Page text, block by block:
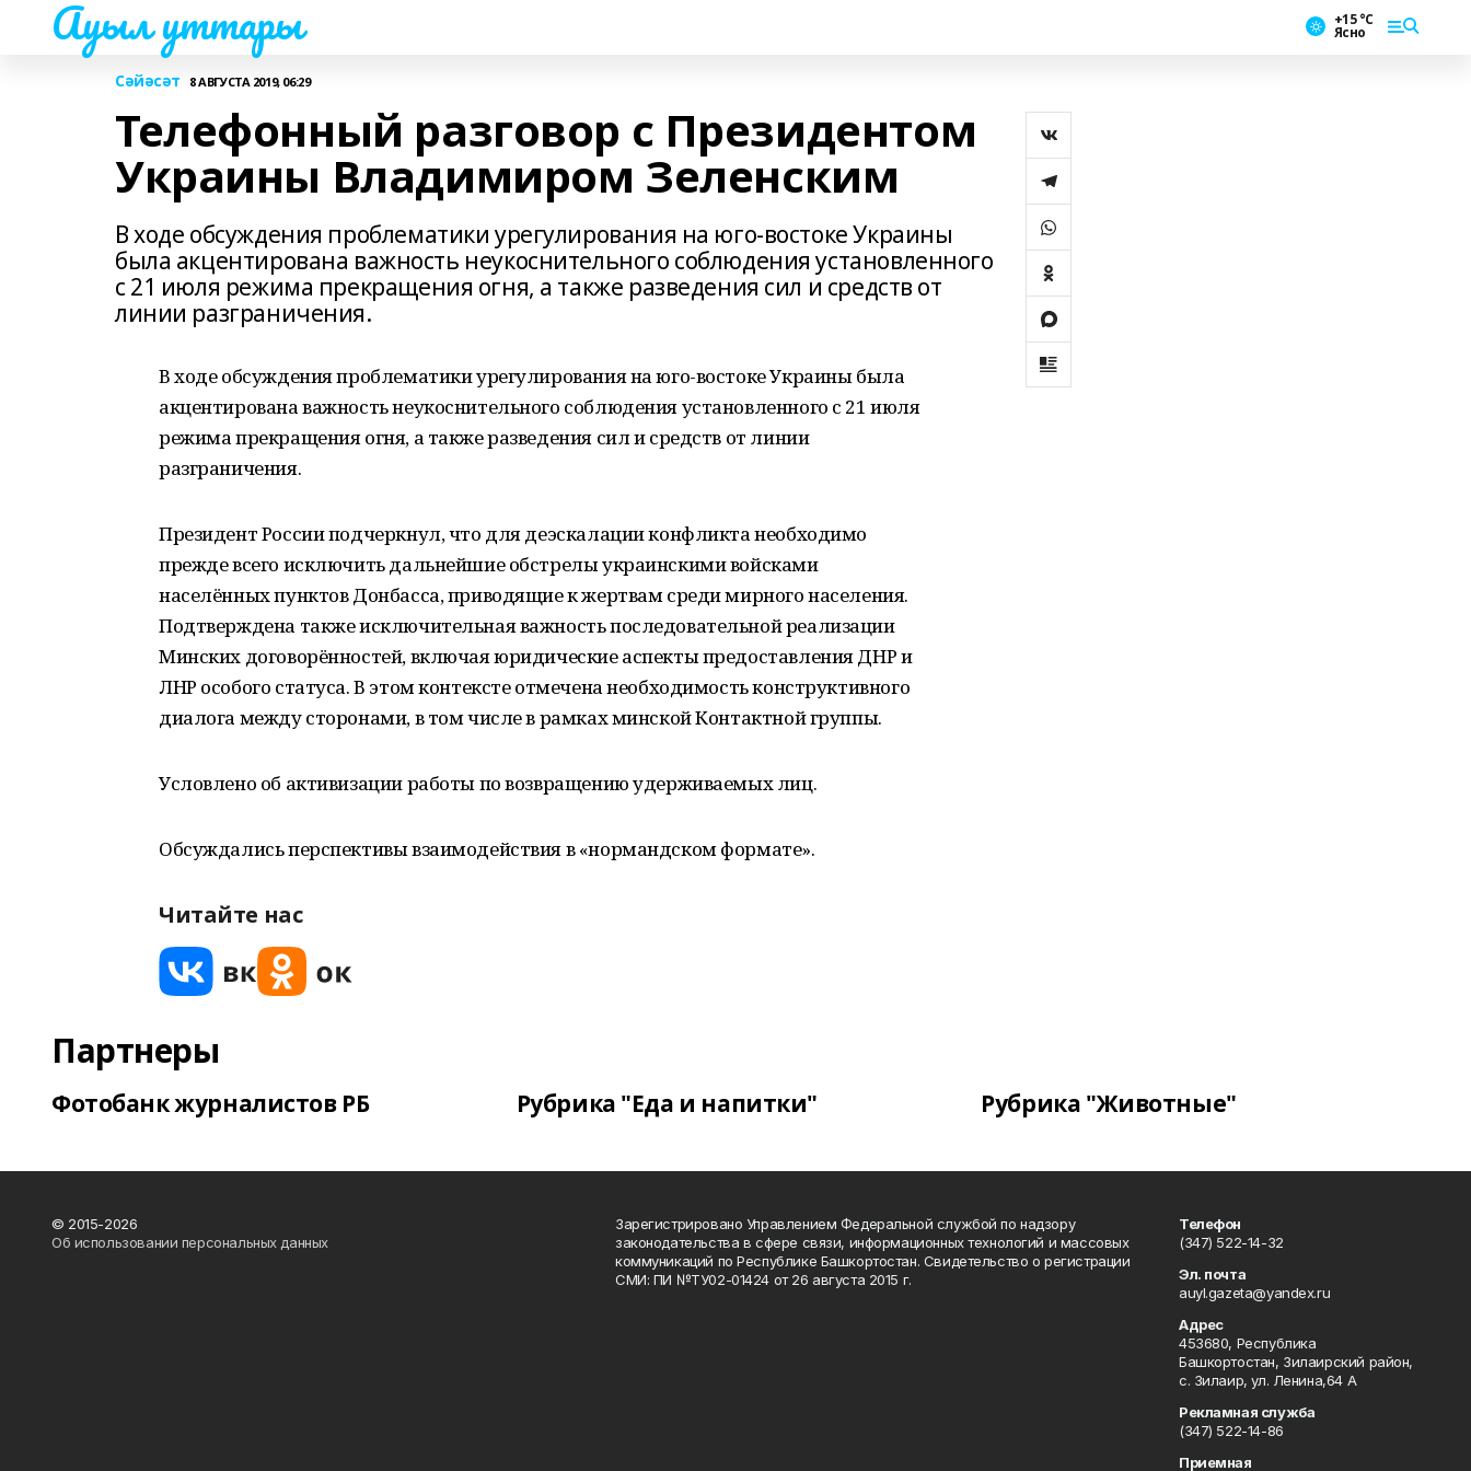
Ауыл уттары +15 °С
Ясно
Сәйәсәт 8 АВГУСТА 2019, 06:29
Телефонный разговор с Президентом
Украины Владимиром Зеленским
В ходе обсуждения проблематики урегулирования на юго-востоке Украины
была акцентирована важность неукоснительного соблюдения установленного
с 21 июля режима прекращения огня, а также разведения сил и средств от
линии разграничения.
В ходе обсуждения проблематики урегулирования на юго-востоке Украины была
акцентирована важность неукоснительного соблюдения установленного с 21 июля
режима прекращения огня, а также разведения сил и средств от линии
разграничения.
Президент России подчеркнул, что для деэскалации конфликта необходимо
прежде всего исключить дальнейшие обстрелы украинскими войсками
населённых пунктов Донбасса, приводящие к жертвам среди мирного населения.
Подтверждена также исключительная важность последовательной реализации
Минских договорённостей, включая юридические аспекты предоставления ДНР и
ЛНР особого статуса. В этом контексте отмечена необходимость конструктивного
диалога между сторонами, в том числе в рамках минской Контактной группы.
Условлено об активизации работы по возвращению удерживаемых лиц.
Обсуждались перспективы взаимодействия в «нормандском формате».
Читайте нас
Партнеры
Фотобанк журналистов РБ Рубрика "Еда и напитки" Рубрика "Животные"
© 2015-2026
Об использовании персональных данных
Зарегистрировано Управлением Федеральной службой по надзору
законодательства в сфере связи, информационных технологий и массовых
коммуникаций по Республике Башкортостан. Свидетельство о регистрации
СМИ: ПИ №ТУ02-01424 от 26 августа 2015 г.
Телефон
(347) 522-14-32
Эл. почта
auyl.gazeta@yandex.ru
Адрес
453680, Республика
Башкортостан, Зилаирский район,
с. Зилаир, ул. Ленина,64 А
Рекламная служба
(347) 522-14-86
Приемная